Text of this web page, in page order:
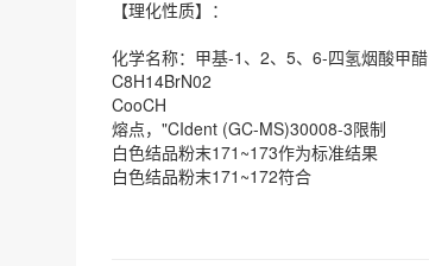
【理化性质】：
化学名称：甲基-1、2、5、6-四氢烟酸甲醋
C8H14BrN02
CooCH
熔点，"CIdent (GC-MS)30008-3限制
白色结品粉末171~173作为标准结果
白色结品粉末171~172符合